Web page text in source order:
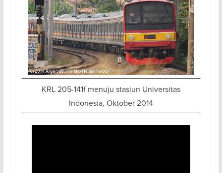
KRL 205-141f menuju stasiun Universitas
Indonesia, Oktober 2014